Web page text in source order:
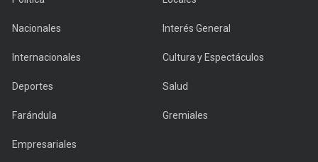
Nacionales Interés General
Internacionales Cultura y Espectáculos
Deportes Salud
Farándula Gremiales
Empresariales